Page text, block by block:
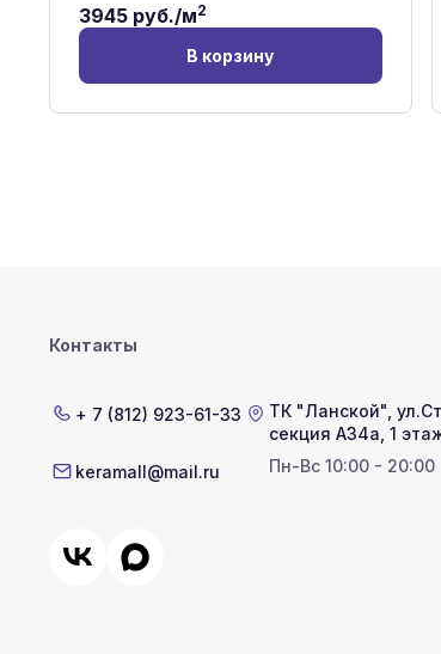
3945 руб./м2
В корзину
Контакты
+ 7 (812) 923-61-33
keramall@mail.ru
ТК "Ланской"
секция А34а, 1
Пн-Вс 10:00 - 20:00